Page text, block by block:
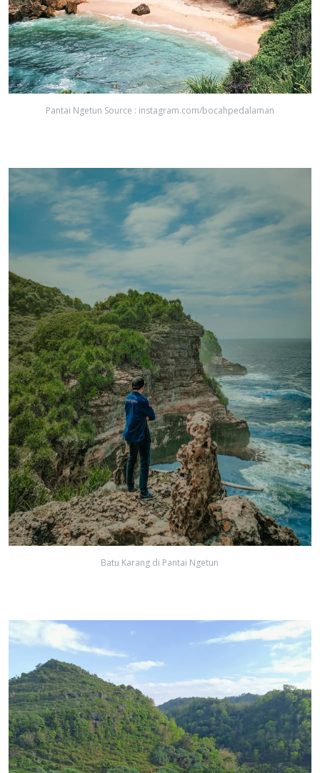
Pantai Ngetun Source : instagram.com/bocahpedalaman
Batu Karang di Pantai Ngetun